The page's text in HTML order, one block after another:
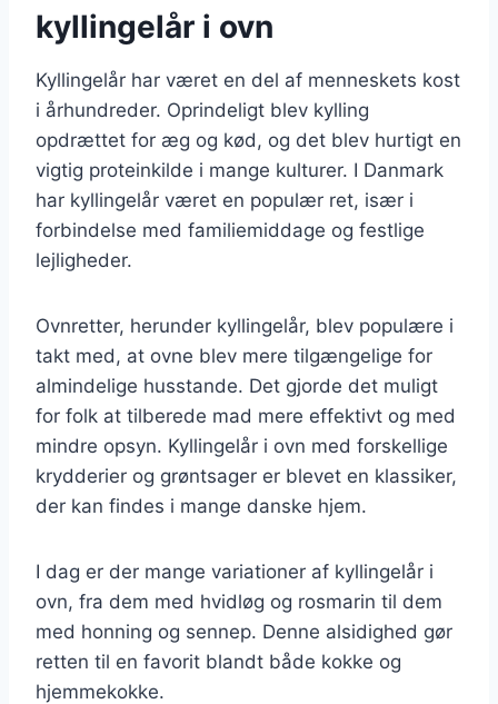
kyllingelår i ovn
Kyllingelår har været en del af menneskets kost
i århundreder. Oprindeligt blev kylling
opdrættet for æg og kød, og det blev hurtigt en
vigtig proteinkilde i mange kulturer. I Danmark
har kyllingelår været en populær ret, især i
forbindelse med familiemiddage og festlige
lejligheder.
Ovnretter, herunder kyllingelår, blev populære i
takt med, at ovne blev mere tilgængelige for
almindelige husstande. Det gjorde det muligt
for folk at tilberede mad mere effektivt og med
mindre opsyn. Kyllingelår i ovn med forskellige
krydderier og grøntsager er blevet en klassiker,
der kan findes i mange danske hjem.
I dag er der mange variationer af kyllingelår i
ovn, fra dem med hvidløg og rosmarin til dem
med honning og sennep. Denne alsidighed gør
retten til en favorit blandt både kokke og
hjemmekokke.